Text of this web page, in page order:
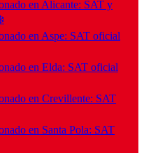
en Alicante: SAT y
en Aspe: SAT oficial
en Elda: SAT oficial
en Crevillente: SAT
en Santa Pola: SAT